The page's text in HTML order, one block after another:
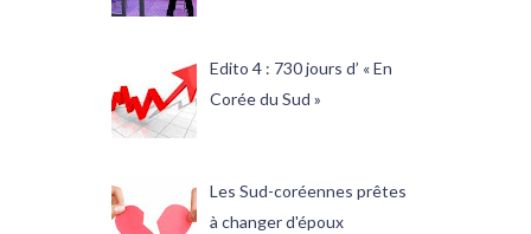
Edito 4 : 730 jours d’ « En
Corée du Sud »
Les Sud-coréennes prêtes
à changer d'époux